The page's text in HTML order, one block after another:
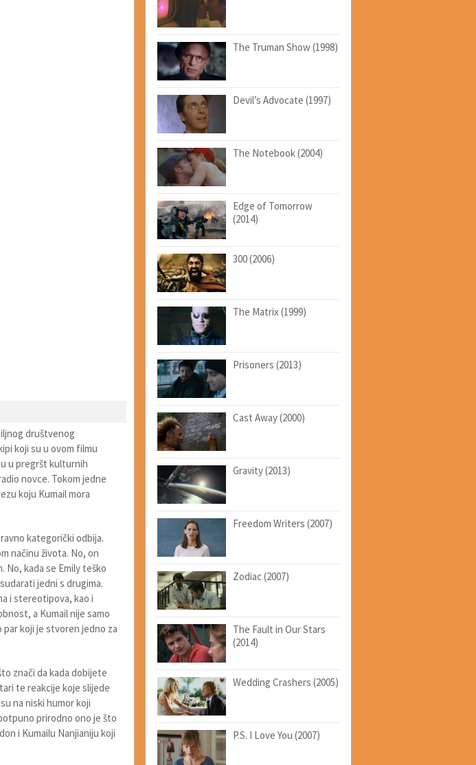
društvenog
koji su u ovom filmu
u pregršt kulturnih
novce. Tokom jedne
koju Kumail mora
kategorički odbija.
načinu života. No, on
kada se Emily teško
jedni s drugima.
i stereotipova, kao i
a Kumail nije samo
koji je stvoren jedno za
znači da kada dobijete
te reakcije koje slijede
na niski humor koji
prirodno ono je što
i Kumailu Nanjianiju koji
The Truman Show (1998)
Devil’s Advocate (1997)
The Notebook (2004)
Edge of Tomorrow
(2014)
300 (2006)
The Matrix (1999)
Prisoners (2013)
Cast Away (2000)
Gravity (2013)
Freedom Writers (2007)
Zodiac (2007)
The Fault in Our Stars
(2014)
Wedding Crashers (2005)
P.S. I Love You (2007)